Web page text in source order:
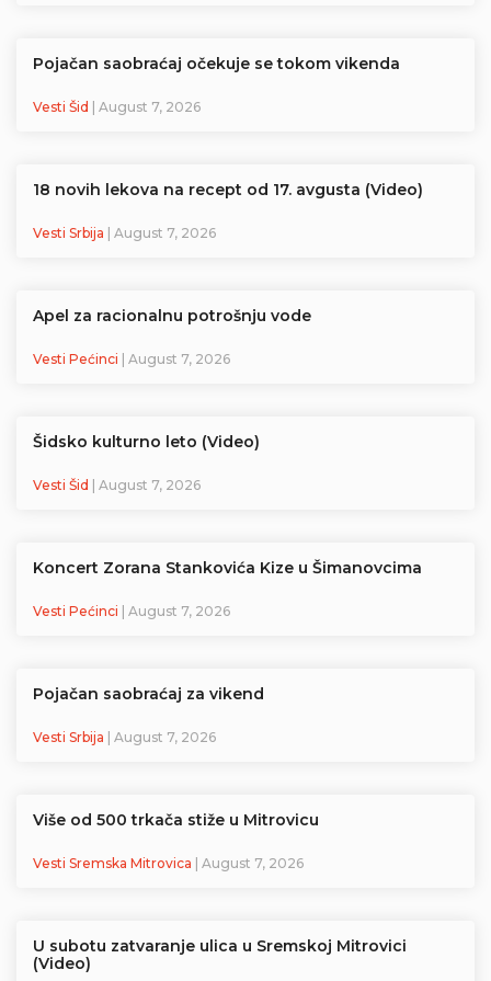
Pojačan saobraćaj očekuje se tokom vikenda
Vesti Šid | August 7, 2026
18 novih lekova na recept od 17. avgusta (Video)
Vesti Srbija | August 7, 2026
Apel za racionalnu potrošnju vode
Vesti Pećinci | August 7, 2026
Šidsko kulturno leto (Video)
Vesti Šid | August 7, 2026
Koncert Zorana Stankovića Kize u Šimanovcima
Vesti Pećinci | August 7, 2026
Pojačan saobraćaj za vikend
Vesti Srbija | August 7, 2026
Više od 500 trkača stiže u Mitrovicu
Vesti Sremska Mitrovica | August 7, 2026
U subotu zatvaranje ulica u Sremskoj Mitrovici
(Video)